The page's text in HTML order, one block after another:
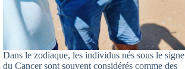
Dans le zodiaque, les individus nés sous le signe
du Cancer sont souvent considérés comme des